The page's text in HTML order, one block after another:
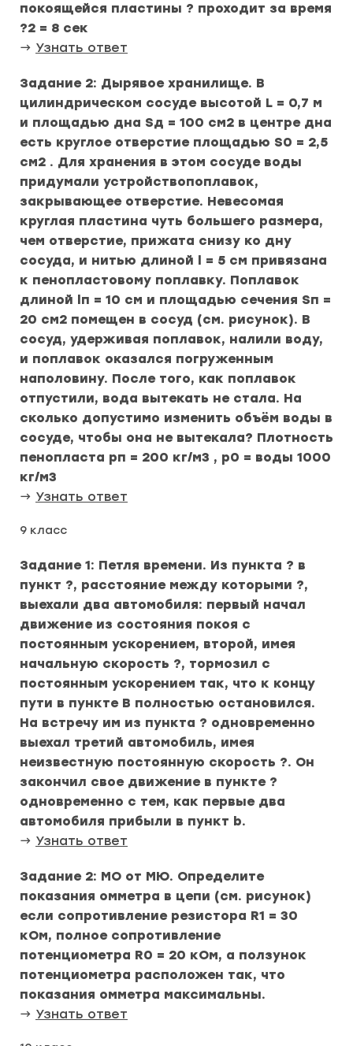
покоящейся пластины ? проходит за время
?2 = 8 сек
→ Узнать ответ
Задание 2: Дырявое хранилище. В
цилиндрическом сосуде высотой L = 0,7 м
и площадью дна Sд = 100 см2 в центре дна
есть круглое отверстие площадью S0 = 2,5
см2 . Для хранения в этом сосуде воды
придумали устройствопоплавок,
закрывающее отверстие. Невесомая
круглая пластина чуть большего размера,
чем отверстие, прижата снизу ко дну
сосуда, и нитью длиной l = 5 см привязана
к пенопластовому поплавку. Поплавок
длиной lп = 10 см и площадью сечения Sп =
20 см2 помещен в сосуд (см. рисунок). В
сосуд, удерживая поплавок, налили воду,
и поплавок оказался погруженным
наполовину. После того, как поплавок
отпустили, вода вытекать не стала. На
сколько допустимо изменить объём воды в
сосуде, чтобы она не вытекала? Плотность
пенопласта pп = 200 кг/м3 , p0 = воды 1000
кг/м3
→ Узнать ответ
9 класс
Задание 1: Петля времени. Из пункта ? в
пункт ?, расстояние между которыми ?,
выехали два автомобиля: первый начал
движение из состояния покоя с
постоянным ускорением, второй, имея
начальную скорость ?, тормозил с
постоянным ускорением так, что к концу
пути в пункте B полностью остановился.
На встречу им из пункта ? одновременно
выехал третий автомобиль, имея
неизвестную постоянную скорость ?. Он
закончил свое движение в пункте ?
одновременно с тем, как первые два
автомобиля прибыли в пункт b.
→ Узнать ответ
Задание 2: МО от МЮ. Определите
показания омметра в цепи (см. рисунок)
если сопротивление резистора R1 = 30
кОм, полное сопротивление
потенциометра R0 = 20 кОм, а ползунок
потенциометра расположен так, что
показания омметра максимальны.
→ Узнать ответ